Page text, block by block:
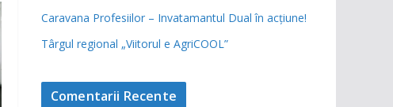
Caravana Profesiilor – Invatamantul Dual în acțiune!
Târgul regional „Viitorul e AgriCOOL”
Comentarii Recente